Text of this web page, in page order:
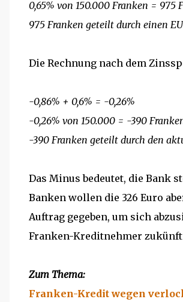
0,65% von 150.000 Franken = 975
975 Franken geteilt durch einen
Die Rechnung nach dem
-0,86% + 0,6% = -0,26%
-0,26% von 150.000 = -390
-390 Franken geteilt durch den
Das Minus bedeutet, die Bank
Banken wollen die 326 Euro
Auftrag gegeben, um sich
Franken-Kreditnehmer
Zum Thema:
Franken-Kredit wegen